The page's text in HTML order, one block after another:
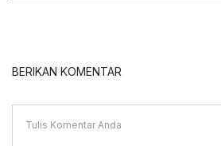
BERIKAN KOMENTAR